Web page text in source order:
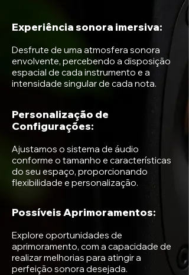
Experiência sonora imersiva:
Desfrute de uma atmosfera sonora
envolvente, percebendo a disposição
espacial de cada instrumento e a
intensidade singular de cada nota.
Personalização de
Configurações:
Ajustamos o sistema de áudio
conforme o tamanho e características
do seu espaço, proporcionando
flexibilidade e personalização.
Possíveis Aprimoramentos:
Explore oportunidades de
aprimoramento, com a capacidade de
realizar melhorias para atingir a
perfeição sonora desejada.